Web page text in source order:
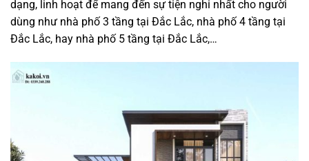
dạng, linh hoạt để mang đến sự tiện nghi nhất cho người
dùng như nhà phố 3 tầng tại Đắc Lắc, nhà phố 4 tầng tại
Đắc Lắc, hay nhà phố 5 tầng tại Đắc Lắc,…